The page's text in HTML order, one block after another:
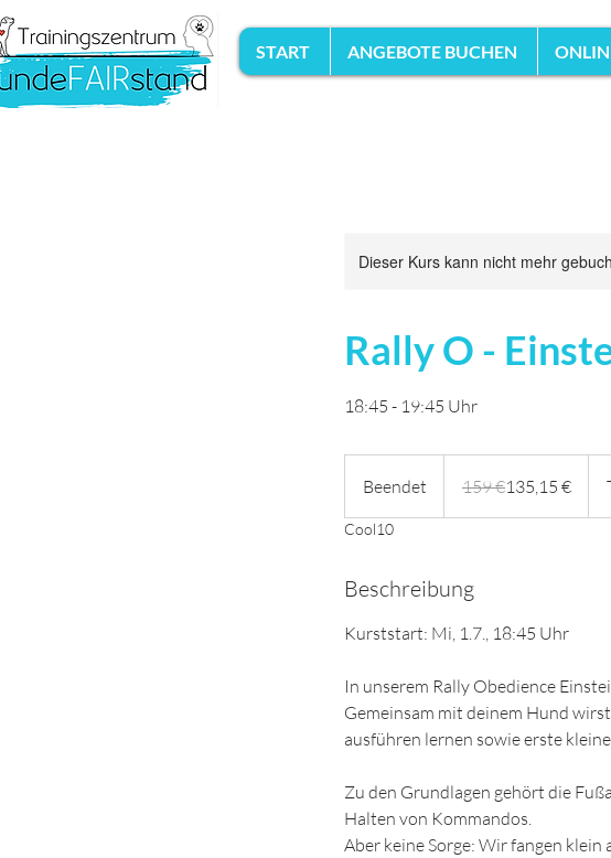
START ANGEBOTE BUCHEN
Dieser Kurs kann nicht mehr
Rally O -
18:45 - 19:45 Uhr
Beendet
e
d
t
159 €135,15 €
Cool10
Beschreibung
Kurststart: Mi, 1.7., 18:45 Uhr
In unserem Rally Obedience
Gemeinsam mit deinem Hund
ausführen lernen sowie erste
Zu den Grundlagen gehört die
Halten von Kommandos.
Aber keine Sorge: Wir fangen